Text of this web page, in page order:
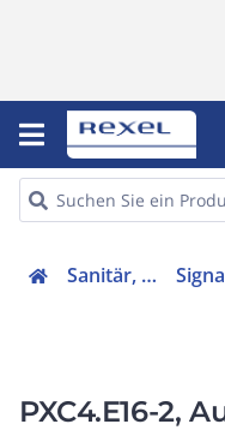
Sanitär, Heizung, Klima
PXC4.E16-2,